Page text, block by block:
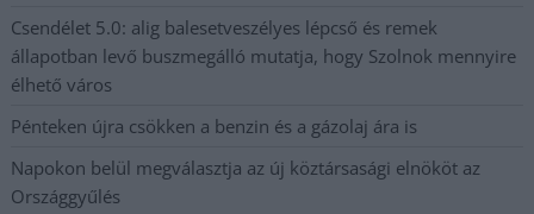
Csendélet 5.0: alig balesetveszélyes lépcső és remek
állapotban levő buszmegálló mutatja, hogy Szolnok mennyire
élhető város
Pénteken újra csökken a benzin és a gázolaj ára is
Napokon belül megválasztja az új köztársasági elnököt az
Országgyűlés